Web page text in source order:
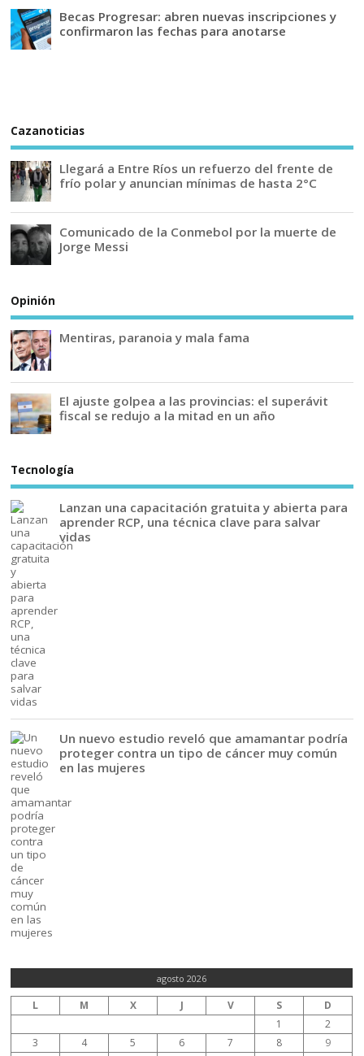
Becas Progresar: abren nuevas inscripciones y
confirmaron las fechas para anotarse
Cazanoticias
Llegará a Entre Ríos un refuerzo del frente de
frío polar y anuncian mínimas de hasta 2°C
Comunicado de la Conmebol por la muerte de
Jorge Messi
Opinión
Mentiras, paranoia y mala fama
El ajuste golpea a las provincias: el superávit
fiscal se redujo a la mitad en un año
Tecnología
Lanzan una capacitación gratuita y abierta para
aprender RCP, una técnica clave para salvar
vidas
Un nuevo estudio reveló que amamantar podría
proteger contra un tipo de cáncer muy común
en las mujeres
agosto 2026
L M X J V S
D
1
2
3
4 5 6 7 8
9